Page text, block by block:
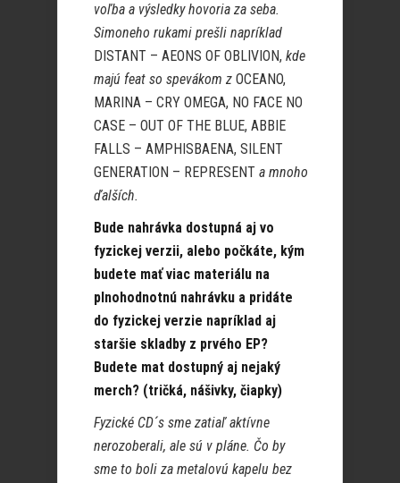
voľba a výsledky hovoria za seba.
Simoneho rukami prešli napríklad
DISTANT – AEONS OF OBLIVION, kde
majú feat so spevákom z OCEANO,
MARINA – CRY OMEGA, NO FACE NO
CASE – OUT OF THE BLUE, ABBIE
FALLS – AMPHISBAENA, SILENT
GENERATION – REPRESENT a mnoho
ďalších.
Bude nahrávka dostupná aj vo
fyzickej verzii, alebo počkáte, kým
budete mať viac materiálu na
plnohodnotnú nahrávku a pridáte
do fyzickej verzie napríklad aj
staršie skladby z prvého EP?
Budete mat dostupný aj nejaký
merch? (tričká, nášivky, čiapky)
Fyzické CD´s sme zatiaľ aktívne
nerozoberali, ale sú v pláne. Čo by
sme to boli za metalovú kapelu bez